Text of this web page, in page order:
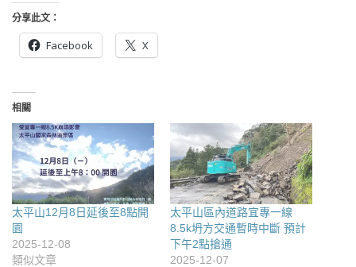
分享此文：
Facebook X
相關
太平山12月8日延後至8點開
園
2025-12-08
類似文章
太平山區內道路宜專一線
8.5k坍方交通暫時中斷 預計
下午2點搶通
2025-12-07